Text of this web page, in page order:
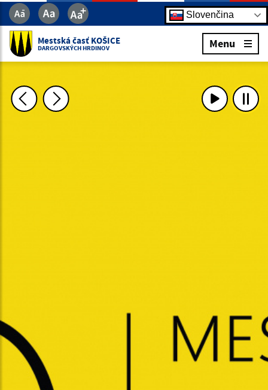
Slovenčina
Mestská časť KOŠICE
DARGOVSKÝCH HRDINOV Menu